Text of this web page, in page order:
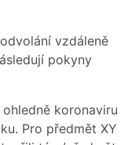
vzdáleně
pokyny
koronaviru
Pro předmět XY